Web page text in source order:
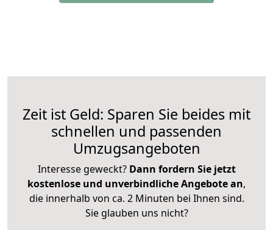
Zeit ist Geld: Sparen Sie beides mit
schnellen und passenden
Umzugsangeboten
Interesse geweckt? Dann fordern Sie jetzt
kostenlose und unverbindliche Angebote an,
die innerhalb von ca. 2 Minuten bei Ihnen sind.
Sie glauben uns nicht?